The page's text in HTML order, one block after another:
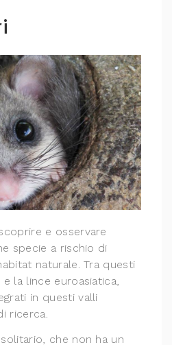
e osservare
specie a rischio di
naturale. Tra questi
la lince euroasiatica,
in questi valli
ricerca.
che non ha un